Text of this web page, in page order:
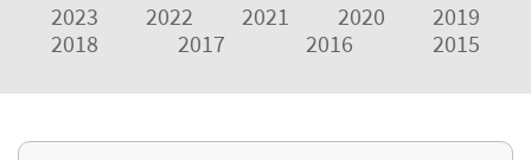
2023 2022 2021 2020
2019
2018
2017 2016 2015